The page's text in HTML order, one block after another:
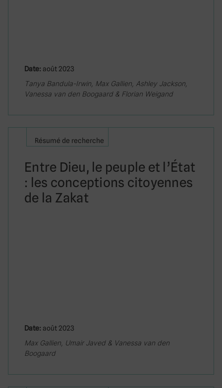
Date: août 2023
Tanya Bandula-Irwin, Max Gallien, Ashley Jackson,
Vanessa van den Boogaard & Florian Weigand
Résumé de recherche
Entre Dieu, le peuple et l’État
: les conceptions citoyennes
de la Zakat
Date: août 2023
Max Gallien, Umair Javed & Vanessa van den
Boogaard